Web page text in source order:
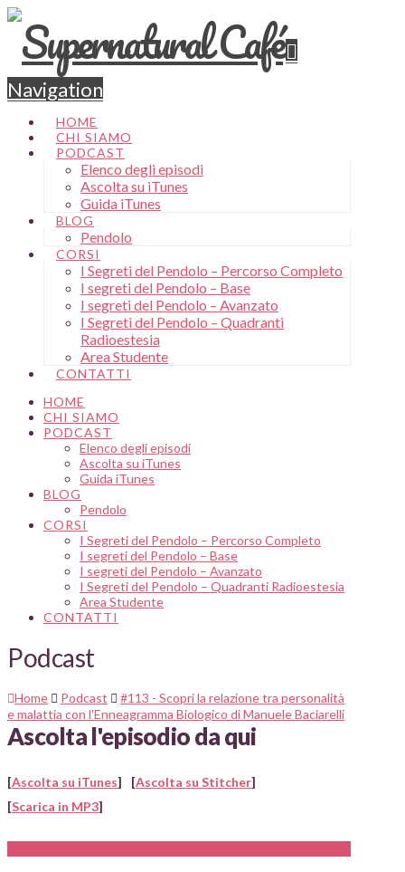
Navigation
HOME
CHI SIAMO
PODCAST
Elenco degli episodi
Ascolta su iTunes
Guida iTunes
BLOG
Pendolo
CORSI
I Segreti del Pendolo – Percorso Completo
I segreti del Pendolo – Base
I segreti del Pendolo – Avanzato
I Segreti del Pendolo – Quadranti
Radioestesia
Area Studente
CONTATTI
HOME
CHI SIAMO
PODCAST
Elenco degli episodi
Ascolta su iTunes
Guida iTunes
BLOG
Pendolo
CORSI
I Segreti del Pendolo – Percorso Completo
I segreti del Pendolo – Base
I segreti del Pendolo – Avanzato
I Segreti del Pendolo – Quadranti Radioestesia
Area Studente
CONTATTI
Podcast
Home Podcast
#113 - Scopri la relazione tra personalità
e malattia con l'Enneagramma Biologico di Manuele Baciarelli
Ascolta l'episodio da qui
[Ascolta su iTunes] [Ascolta su Stitcher]
[Scarica in MP3]